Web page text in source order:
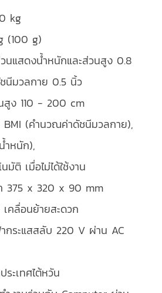
kg
(100 g)
นแสดงน้ำหนักและส่วนสูง 0.8
นีมวลกาย 0.5 นิ้ว
ง 110 - 200 cm
(คำนวณค่าดัชนีมวลกาย),
ำหนัก),
มัติ เมื่อไม่ได้ใช้งาน
375 x 320 x 90 mm
คลื่อนย้ายสะดวก
กระแสสลับ 220 V ผ่าน AC
ะเทศไต้หวัน